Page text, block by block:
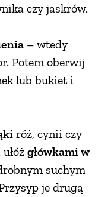
czy jaskrów.
– wtedy
Potem oberwij
lub bukiet i
róż, cynii czy
główkami w
suchym
je drugą